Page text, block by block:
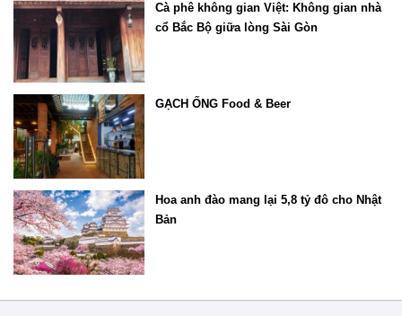
Cà phê không gian Việt: Không gian nhà
cổ Bắc Bộ giữa lòng Sài Gòn
GẠCH ỐNG Food & Beer
Hoa anh đào mang lại 5,8 tỷ đô cho Nhật
Bản